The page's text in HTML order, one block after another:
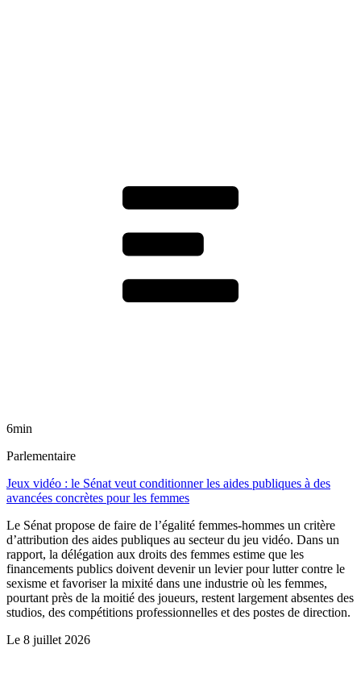
6min
Parlementaire
Jeux vidéo : le Sénat veut conditionner les aides publiques à des
avancées concrètes pour les femmes
Le Sénat propose de faire de l’égalité femmes-hommes un critère
d’attribution des aides publiques au secteur du jeu vidéo. Dans un
rapport, la délégation aux droits des femmes estime que les
financements publics doivent devenir un levier pour lutter contre le
sexisme et favoriser la mixité dans une industrie où les femmes,
pourtant près de la moitié des joueurs, restent largement absentes des
studios, des compétitions professionnelles et des postes de direction.
Le 8 juillet 2026